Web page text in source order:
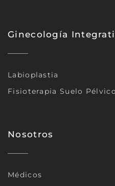
Ginecología
Labioplastia
Fisioterapia Suelo Pélvico
Nosotros
Médicos